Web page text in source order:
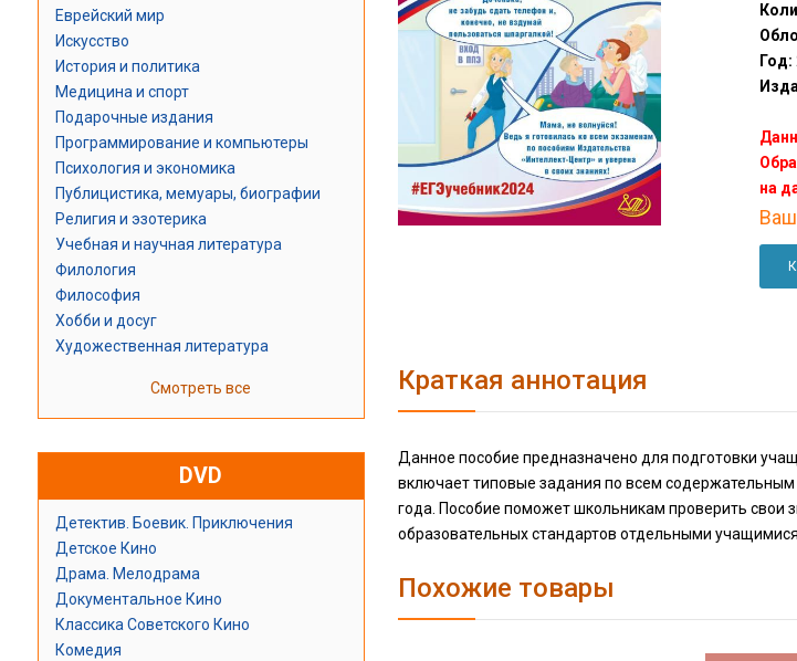
Еврейский мир
Искусство
История и политика
Медицина и спорт
Подарочные издания
Программирование и компьютеры
Психология и экономика
Публицистика, мемуары, биографии
Религия и эзотерика
Учебная и научная литература
Филология
Философия
Хобби и досуг
Художественная литература
Смотреть все
DVD
Детектив. Боевик. Приключения
Детское Кино
Драма. Мелодрама
Документальное Кино
Классика Советского Кино
Комедия
Год:
на
Краткая аннотация
Данное пособие предназначено для подготовки
включает типовые задания по всем
года. Пособие поможет школьникам проверить свои
образовательных стандартов отдельными
Похожие товары